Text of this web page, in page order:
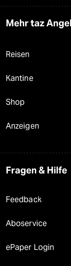
Mehr taz
Reisen
Kantine
Shop
Anzeigen
Fragen & Hilfe
Feedback
Aboservice
ePaper Login